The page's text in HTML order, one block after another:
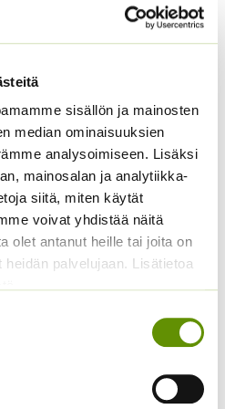
sisällön ja mainosten
median ominaisuuksien
analysoimiseen. Lisäksi
mainosalan ja analytiikka-
siitä, miten käytät
voivat yhdistää näitä
olet antanut heille tai joita on
palvelujaan. Lisätietoa
Pyöröjänönputki Green
Gold
€
1,65 €
-
4,65 €
arvonlisäveron